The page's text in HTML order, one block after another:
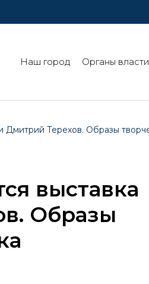
Наш город Органы власти
Терехов. Образы
выставка
Образы